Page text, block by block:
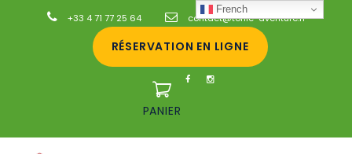
+33 4 71 77 25 64 contact@tonic-aventure.fr
RÉSERVATION EN LIGNE
PANIER
French